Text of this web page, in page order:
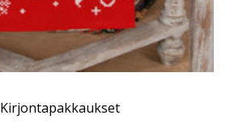
Kirjontapakkaukset